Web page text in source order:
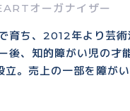
オーガナイザー
育ち、2012年より芸術
後、知的障がい児の才
立。売上の一部を障が